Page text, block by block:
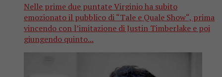
Nelle prime due puntate Virginio ha subito
emozionato il pubblico di “Tale e Quale Show“, prima
vincendo con l’imitazione di Justin Timberlake e poi
giungendo quinto...